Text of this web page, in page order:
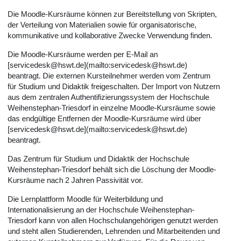
Die Moodle-Kursräume können zur Bereitstellung von Skripten,
der Verteilung von Materialien sowie für organisatorische,
kommunikative und kollaborative Zwecke Verwendung finden.
Die Moodle-Kursräume werden per E-Mail an
[servicedesk@hswt.de](mailto:servicedesk@hswt.de)
beantragt. Die externen Kursteilnehmer werden vom Zentrum
für Studium und Didaktik freigeschalten. Der Import von Nutzern
aus dem zentralen Authentifizierungssystem der Hochschule
Weihenstephan-Triesdorf in einzelne Moodle-Kursräume sowie
das endgültige Entfernen der Moodle-Kursräume wird über
[servicedesk@hswt.de](mailto:servicedesk@hswt.de)
beantragt.
Das Zentrum für Studium und Didaktik der Hochschule
Weihenstephan-Triesdorf behält sich die Löschung der Moodle-
Kursräume nach 2 Jahren Passivität vor.
Die Lernplattform Moodle für Weiterbildung und
Internationalisierung an der Hochschule Weihenstephan-
Triesdorf kann von allen Hochschulangehörigen genutzt werden
und steht allen Studierenden, Lehrenden und Mitarbeitenden und